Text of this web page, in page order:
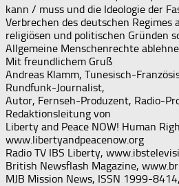
kann / muss und die Ideologie der
Verbrechen des deutschen Regimes
religiösen und politischen Gründen
Allgemeine Menschenrechte
Mit freundlichem Gruß
Andreas Klamm, Tunesisch-
Rundfunk-Journalist,
Autor, Fernseh-Produzent, Radio-
Redaktionsleitung von
Liberty and Peace NOW! Human
www.libertyandpeacenow.org
Radio TV IBS Liberty,
British Newsflash Magazine,
MJB Mission News, ISSN 1999-